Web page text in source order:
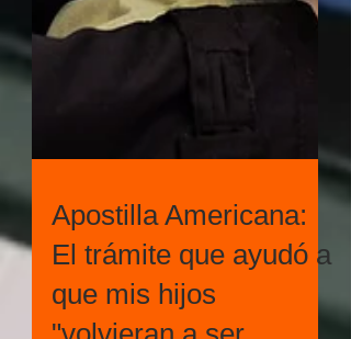
Apostilla Americana: